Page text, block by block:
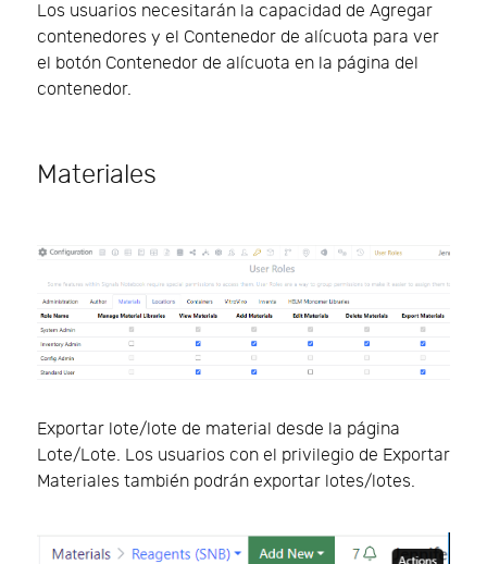
Los usuarios necesitarán la capacidad de Agregar
contenedores y el Contenedor de alícuota para ver
el botón Contenedor de alícuota en la página del
contenedor.
Materiales
Exportar lote/lote de material desde la página
Lote/Lote. Los usuarios con el privilegio de Exportar
Materiales también podrán exportar lotes/lotes.